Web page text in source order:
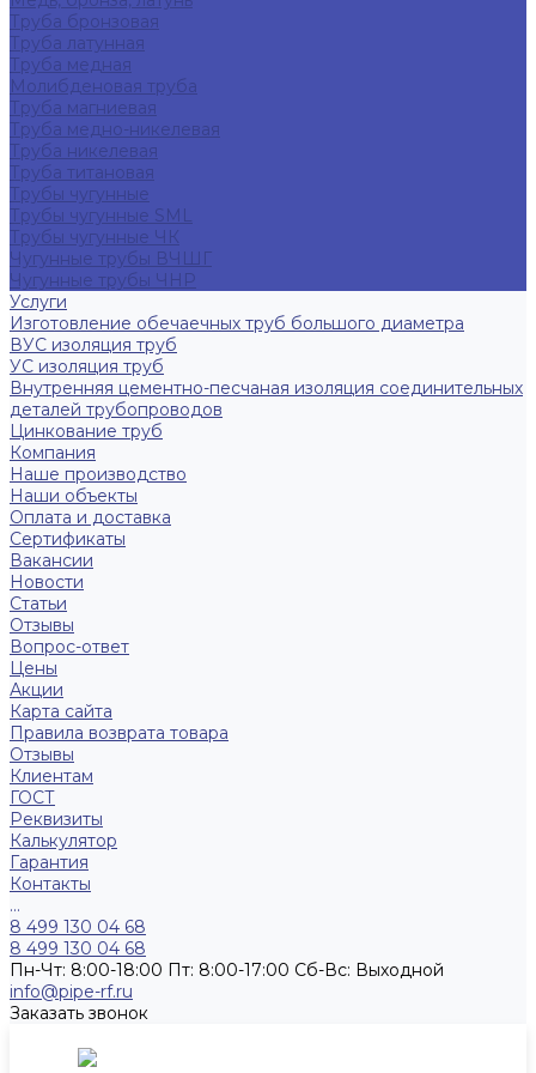
Труба бронзовая
Труба латунная
Труба медная
Молибденовая труба
Труба магниевая
Труба медно-никелевая
Труба никелевая
Труба титановая
Трубы чугунные
Трубы чугунные SML
Трубы чугунные ЧК
Чугунные трубы ВЧШГ
Чугунные трубы ЧНР
Услуги
Изготовление обечаечных труб большого диаметра
ВУС изоляция труб
УС изоляция труб
Внутренняя цементно-песчаная изоляция соединительных
деталей трубопроводов
Цинкование труб
Компания
Наше производство
Наши объекты
Оплата и доставка
Сертификаты
Вакансии
Новости
Статьи
Отзывы
Вопрос-ответ
Цены
Акции
Карта сайта
Правила возврата товара
Отзывы
Клиентам
ГОСТ
Реквизиты
Калькулятор
Гарантия
Контакты
...
8 499 130 04 68
8 499 130 04 68
Пн-Чт: 8:00-18:00 Пт: 8:00-17:00 Сб-Вс: Выходной
info@pipe-rf.ru
Заказать звонок